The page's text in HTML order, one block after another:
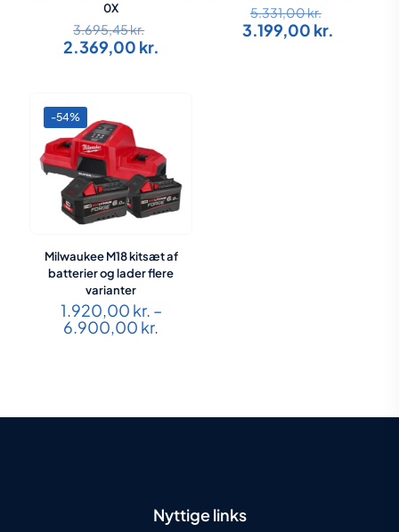
0X
3.695,45kr.
oprindelige
2.369,00 kr.
5.331,00kr.
3.199,00 kr.
-54%
Milwaukee M18 kitsæt af
batterier og lader flere
varianter
1.920,00 kr. –
6.900,00 kr.
Nyttige links